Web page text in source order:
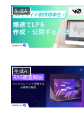
生成AI
生成AI